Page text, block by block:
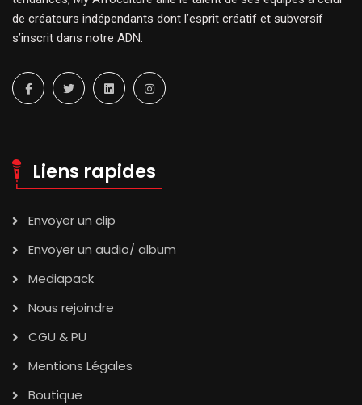
de créateurs indépendants dont l’esprit créatif et subversif
s’inscrit dans notre ADN.
Liens rapides
Envoyer un clip
Envoyer un audio/ album
Mediapack
Nous rejoindre
CGU & PU
Mentions Légales
Boutique